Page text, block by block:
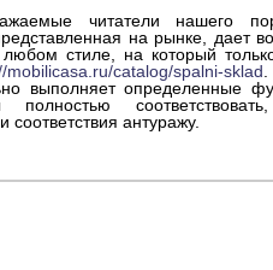
читатели нашего
на рынке, дает
стиле, на который
mobilicasa.ru/catalog/spalni-sklad.
выполняет определенные
соответствия антуражу.